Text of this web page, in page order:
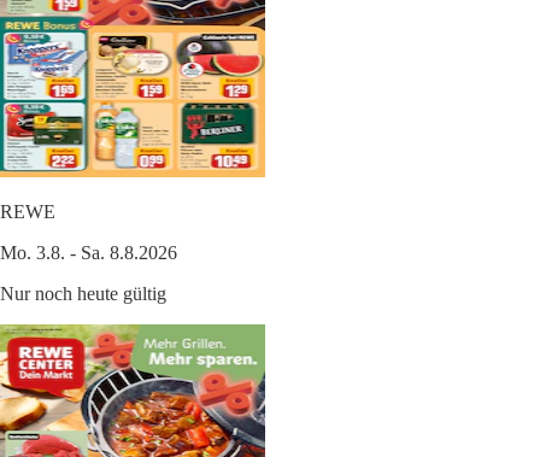
REWE
Mo. 3.8. - Sa. 8.8.2026
Nur noch heute gültig